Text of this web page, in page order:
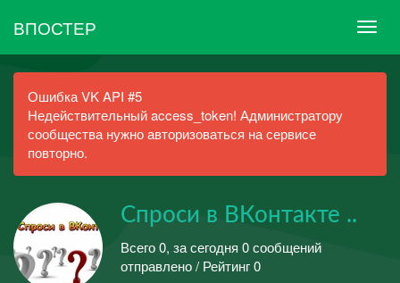
ВПОСТЕР
Ошибка VK API #5
Недействительный access_token! Администратору
сообщества нужно авторизоваться на сервисе
повторно.
Спроси в ВКонтакте ..
Всего 0, за сегодня 0 сообщений
отправлено / Рейтинг 0